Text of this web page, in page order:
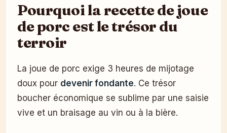
Pourquoi la recette de joue
de porc est le trésor du
terroir
La joue de porc exige 3 heures de mijotage
doux pour devenir fondante. Ce trésor
boucher économique se sublime par une saisie
vive et un braisage au vin ou à la bière.